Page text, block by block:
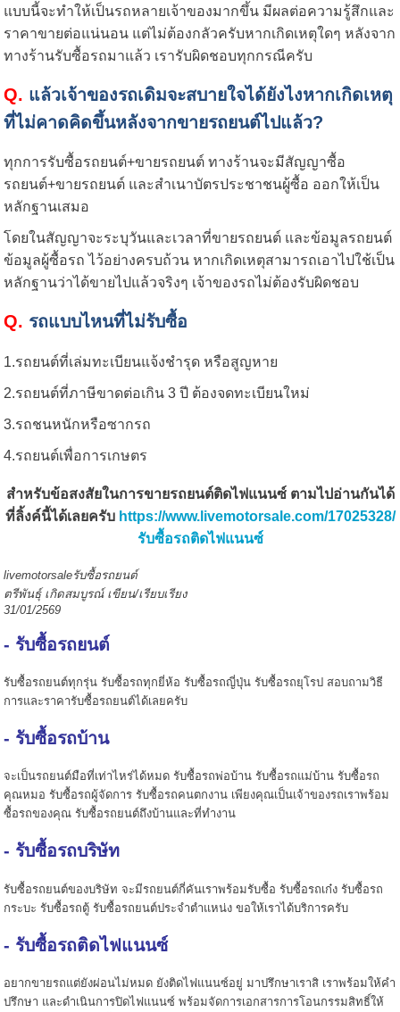
แบบนี้จะทำให้เป็นรถหลายเจ้าของมากขึ้น มีผลต่อความรู้สึกและ
ราคาขายต่อแน่นอน แต่ไม่ต้องกลัวครับหากเกิดเหตุใดๆ หลังจาก
ทางร้านรับซื้อรถมาแล้ว เรารับผิดชอบทุกกรณีครับ
Q. แล้วเจ้าของรถเดิมจะสบายใจได้ยังไงหากเกิดเหตุ
ที่ไม่คาดคิดขึ้นหลังจากขายรถยนต์ไปแล้ว?
ทุกการรับซื้อรถยนต์+ขายรถยนต์ ทางร้านจะมีสัญญาซื้อ
รถยนต์+ขายรถยนต์ และสำเนาบัตรประชาชนผู้ซื้อ ออกให้เป็น
หลักฐานเสมอ
โดยในสัญญาจะระบุวันและเวลาที่ขายรถยนต์ และข้อมูลรถยนต์
ข้อมูลผู้ซื้อรถ ไว้อย่างครบถ้วน หากเกิดเหตุสามารถเอาไปใช้เป็น
หลักฐานว่าได้ขายไปแล้วจริงๆ เจ้าของรถไม่ต้องรับผิดชอบ
Q. รถแบบไหนที่ไม่รับซื้อ
1.รถยนต์ที่เล่มทะเบียนแจ้งชำรุด หรือสูญหาย
2.รถยนต์ที่ภาษีขาดต่อเกิน 3 ปี ต้องจดทะเบียนใหม่
3.รถชนหนักหรือซากรถ
4.รถยนต์เพื่อการเกษตร
สำหรับข้อสงสัยในการขายรถยนต์ติดไฟแนนซ์ ตามไปอ่านกันได้
ที่ลิ้งค์นี้ได้เลยครับ https://www.livemotorsale.com/17025328/
รับซื้อรถติดไฟแนนซ์
livemotorsaleรับซื้อรถยนต์
ตรีพันธุ์ เกิดสมบูรณ์ เขียน/เรียบเรียง
31/01/2569
- รับซื้อรถยนต์
รับซื้อรถยนต์ทุกรุ่น รับซื้อรถทุกยี่ห้อ รับซื้อรถญี่ปุ่น รับซื้อรถยุโรป สอบถามวิธี
การและราคารับซื้อรถยนต์ได้เลยครับ
- รับซื้อรถบ้าน
จะเป็นรถยนต์มือที่เท่าไหร่ได้หมด รับซื้อรถพ่อบ้าน รับซื้อรถแม่บ้าน รับซื้อรถ
คุณหมอ รับซื้อรถผู้จัดการ รับซื้อรถคนตกงาน เพียงคุณเป็นเจ้าของรถเราพร้อม
ซื้อรถของคุณ รับซื้อรถยนต์ถึงบ้านและที่ทำงาน
- รับซื้อรถบริษัท
รับซื้อรถยนต์ของบริษัท จะมีรถยนต์กี่คันเราพร้อมรับซื้อ รับซื้อรถเก๋ง รับซื้อรถ
กระบะ รับซื้อรถตู้ รับซื้อรถยนต์ประจำตำแหน่ง ขอให้เราได้บริการครับ
- รับซื้อรถติดไฟแนนซ์
อยากขายรถแต่ยังผ่อนไม่หมด ยังติดไฟแนนซ์อยู่ มาปรึกษาเราสิ เราพร้อมให้คำ
ปรึกษา และดำเนินการปิดไฟแนนซ์ พร้อมจัดการเอกสารการโอนกรรมสิทธิ์ให้